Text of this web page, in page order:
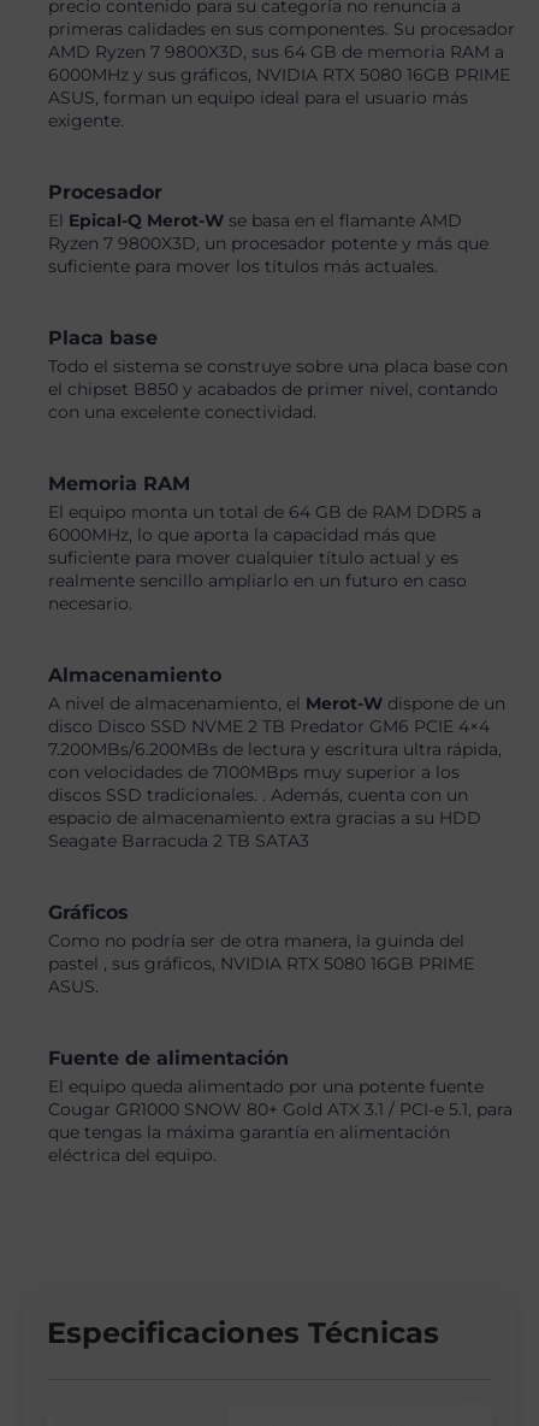
precio contenido para su categoría no renuncia a
primeras calidades en sus componentes. Su procesador
AMD Ryzen 7 9800X3D, sus 64 GB de memoria RAM a
6000MHz y sus gráficos, NVIDIA RTX 5080 16GB PRIME
ASUS, forman un equipo ideal para el usuario más
exigente.
Procesador
El Epical-Q Merot-W se basa en el flamante AMD
Ryzen 7 9800X3D, un procesador potente y más que
suficiente para mover los títulos más actuales.
Placa base
Todo el sistema se construye sobre una placa base con
el chipset B850 y acabados de primer nivel, contando
con una excelente conectividad.
Memoria RAM
El equipo monta un total de 64 GB de RAM DDR5 a
6000MHz, lo que aporta la capacidad más que
suficiente para mover cualquier título actual y es
realmente sencillo ampliarlo en un futuro en caso
necesario.
Almacenamiento
A nivel de almacenamiento, el Merot-W dispone de un
disco Disco SSD NVME 2 TB Predator GM6 PCIE 4×4
7.200MBs/6.200MBs de lectura y escritura ultra rápida,
con velocidades de 7100MBps muy superior a los
discos SSD tradicionales. . Además, cuenta con un
espacio de almacenamiento extra gracias a su HDD
Seagate Barracuda 2 TB SATA3
Gráficos
Como no podría ser de otra manera, la guinda del
pastel , sus gráficos, NVIDIA RTX 5080 16GB PRIME
ASUS.
Fuente de alimentación
El equipo queda alimentado por una potente fuente
Cougar GR1000 SNOW 80+ Gold ATX 3.1 / PCI-e 5.1, para
que tengas la máxima garantía en alimentación
eléctrica del equipo.
Especificaciones Técnicas